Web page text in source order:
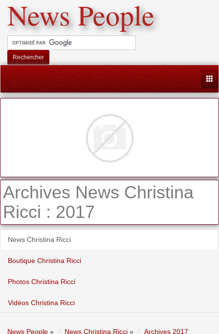
News People
Rechercher
Archives News Christina
Ricci : 2017
News Christina Ricci
Boutique Christina Ricci
Photos Christina Ricci
Vidéos Christina Ricci
News People » News Christina Ricci »
Archives 2017